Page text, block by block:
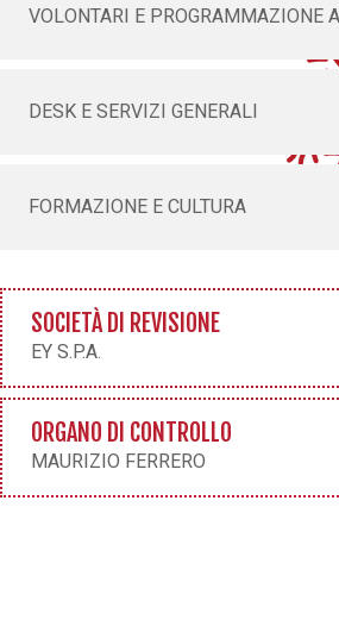
VOLONTARI E PROGRAMMAZIONE
DESK E SERVIZI GENERALI
FORMAZIONE E CULTURA
SOCIETÀ DI REVISIONE
EY S.P.A.
ORGANO DI CONTROLLO
MAURIZIO FERRERO